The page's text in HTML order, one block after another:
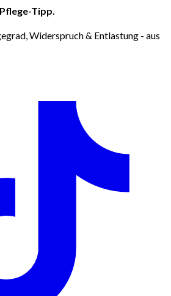
Tipp.
Widerspruch & Entlastung - aus